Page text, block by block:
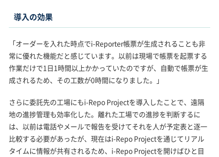
導入の効果
「オーダーを入れた時点でi-Reporter帳票が生成されることも非
常に優れた機能だと感じています。以前は現場で帳票を起票する
作業だけで1日1時間以上かかっていたのですが、自動で帳票が生
成されるため、その工数が0時間になりました。」
さらに委託先の工場にもi-Repo Projectを導入したことで、遠隔
地の進捗管理も効率化した。離れた工場での進捗を判断するに
は、以前は電話やメールで報告を受けてそれを人が予定表と逐一
比較する必要があったが、現在はi-Repo Projectを通じてリアル
タイムに情報が共有されるため、i-Repo Projectを開けばひと目